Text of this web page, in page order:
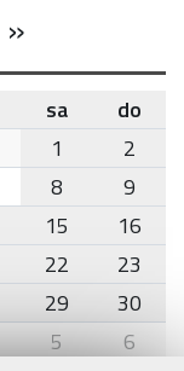
»
sa
do
1
2
8
9
15
16
22
23
29
30
5 6